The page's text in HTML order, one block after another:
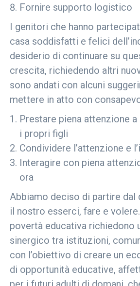
Fornire supporto logistico
I genitori che hanno
casa soddisfatti e felici
desiderio di continuare su
crescita, richiedendo altri
sono andati con alcuni
mettere in atto con
Prestare piena attenzione
i propri figli
Condividere l’attenzione e
Interagire con piena
ora
Abbiamo deciso di partire dal
il nostro esserci, fare e
povertà educativa richiedono
sinergico tra istituzioni,
con l’obiettivo di creare un
di opportunità educative,